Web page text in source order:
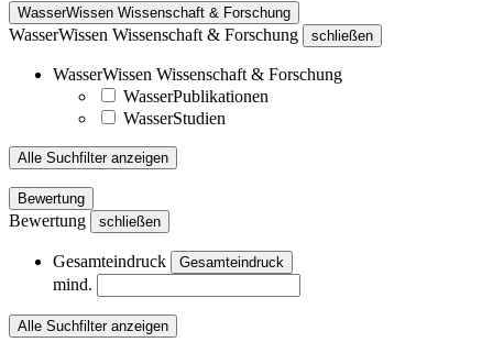
WasserWissen Wissenschaft & Forschung
WasserWissen Wissenschaft & Forschung schließen
WasserWissen Wissenschaft & Forschung
WasserPublikationen
WasserStudien
Alle Suchfilter anzeigen
Bewertung
Bewertung schließen
Gesamteindruck Gesamteindruck
mind.
Alle Suchfilter anzeigen